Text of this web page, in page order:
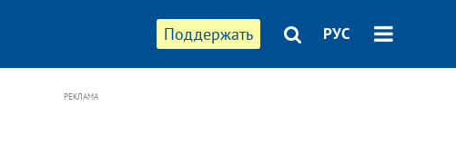
Поддержать РУС
РЕКЛАМА